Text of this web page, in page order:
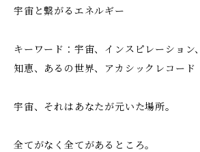
宇宙と繋がるエネルギー
キーワード：宇宙、インスピレーション、
知恵、あるの世界、アカシックレコード
宇宙、それはあなたが元いた場所。
全てがなく全てがあるところ。